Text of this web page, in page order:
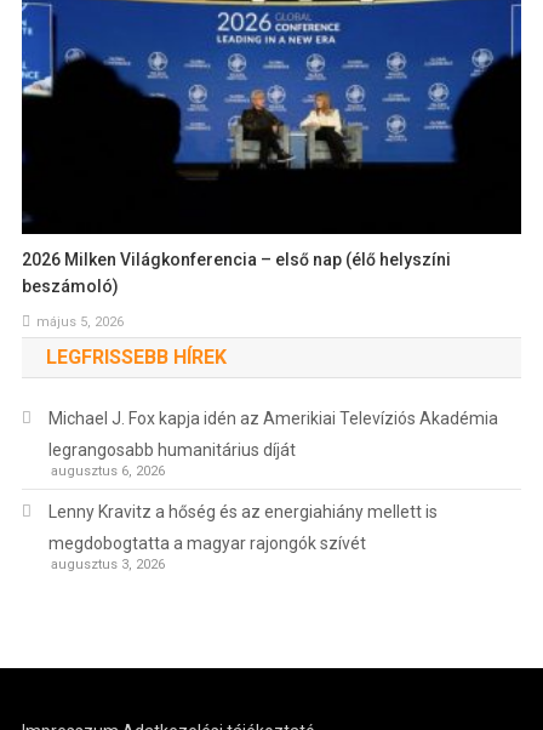
2026 Milken Világkonferencia – első nap (élő helyszíni
beszámoló)
május 5, 2026
LEGFRISSEBB HÍREK
Michael J. Fox kapja idén az Amerikiai Televíziós Akadémia
legrangosabb humanitárius díját
augusztus 6, 2026
Lenny Kravitz a hőség és az energiahiány mellett is
megdobogtatta a magyar rajongók szívét
augusztus 3, 2026